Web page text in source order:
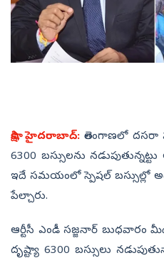
సాక్షి, హైదరాబాద్‌: తెలంగాణలో దసరా
6300 బస్సులను
ఇదే సమయంలో స్పెషల్‌ బస్సుల్లో
పేల్చారు.
ఆర్టీసీ ఎండీ సజ్జనార్‌ బుధవారం
దృష్ట్యా 6300 బస్సులు